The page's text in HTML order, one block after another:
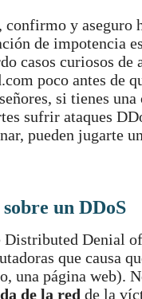
confirmo y aseguro
de impotencia
casos curiosos
poco antes de
si tienes
sufrir ataques
pueden jugarte
un DDoS
Denial
que causa
una página web).
de la red de la